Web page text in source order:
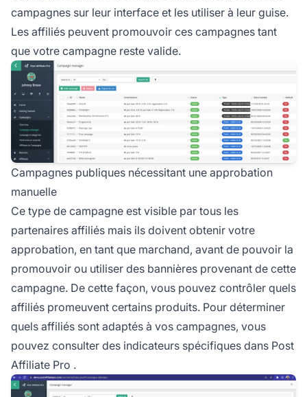
campagnes sur leur interface et les utiliser à leur guise.
Les affiliés peuvent promouvoir ces campagnes tant
que votre campagne reste valide.
Campagnes publiques nécessitant une approbation
manuelle
Ce type de campagne est visible par tous les
partenaires affiliés mais ils doivent obtenir votre
approbation, en tant que marchand, avant de pouvoir la
promouvoir ou utiliser des bannières provenant de cette
campagne. De cette façon, vous pouvez contrôler quels
affiliés promeuvent certains produits. Pour déterminer
quels affiliés sont adaptés à vos campagnes, vous
pouvez consulter des indicateurs spécifiques dans Post
Affiliate Pro .